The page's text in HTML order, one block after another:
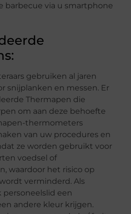
barbecue via u smartphone
gebruiken al jaren
snijplanken en messen. Er
Thermapen die
om aan deze behoefte
thermometers
van uw procedures en
ze worden gebruikt voor
voedsel of
waardoor het risico op
verminderd. Als
een
andere kleur krijgen.